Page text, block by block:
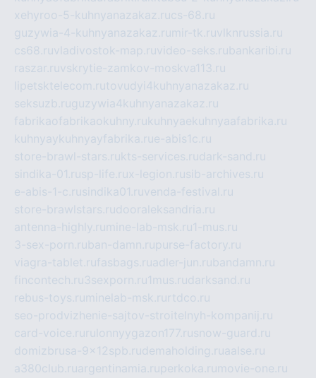
xehyroo-5-kuhnyanazakaz.rucs-68.ru
guzywia-4-kuhnyanazakaz.ru mir-tk.ruvlknrussia.ru
cs68.ruvladivostok-map.ruvideo-seks.rubankaribi.ru
raszar.ruvskrytie-zamkov-moskva113.ru
lipetsktelecom.rutovudyi4kuhnyanazakaz.ru
seksuzb.ruguzywia4kuhnyanazakaz.ru
fabrikaofabrikaokuhny.rukuhnyaekuhnyaafabrika.ru
kuhnyaykuhnyayfabrika.rue-abis1c.ru
store-brawl-stars.rukts-services.rudark-sand.ru
sindika-01.rusp-life.rux-legion.rusib-archives.ru
e-abis-1-c.rusindika01.ruvenda-festival.ru
store-brawlstars.rudooraleksandria.ru
antenna-highly.ru mine-lab-msk.ru1-mus.ru
3-sex-porn.ruban-damn.rupurse-factory.ru
viagra-tablet.rufasbags.ruadler-jun.rubandamn.ru
fincontech.ru3sexporn.ru1mus.rudarksand.ru
rebus-toys.ru minelab-msk.ru rtdco.ru
seo-prodvizhenie-sajtov-stroitelnyh-kompanij.ru
card-voice.ru rulonnyygazon177.rusnow-guard.ru
domizbrusa-9x12spb.rudemaholding.ruaalse.ru
a380club.ruargentinamia.ruperkoka.ru movie-one.ru